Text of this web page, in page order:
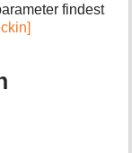
findest